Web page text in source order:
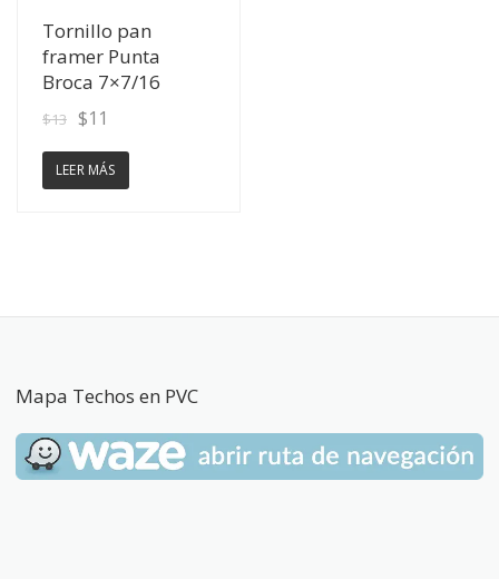
Ver Detalles
Tornillo pan
framer Punta
Broca 7×7/16
$13 $11
LEER MÁS
Mapa Techos en PVC